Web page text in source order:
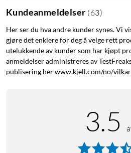
Spesifikasjoner
Bluetooth-versjon: 5.0
Kabel: USB-A (10 cm)
Mål: 65x33x12 mm
Kompatibel med: enheter som har
Kjøretøy med støtte for Android
Kundeanmeldelser (63)
Her ser du hva andre kunder synes. Vi
gjøre det enklere for deg å velge rett
utelukkende av kunder som har kjøpt
anmeldelser administreres av
publisering her www.kjell.com/no/
3.5